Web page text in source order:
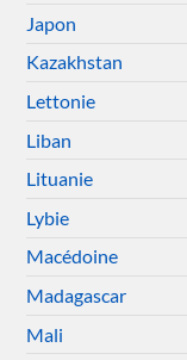
Japon
Kazakhstan
Lettonie
Liban
Lituanie
Lybie
Macédoine
Madagascar
Mali